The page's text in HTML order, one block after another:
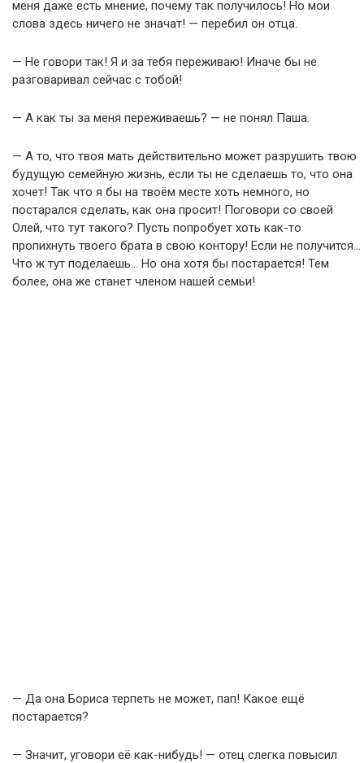
меня даже есть мнение, почему так получилось! Но мои
слова здесь ничего не значат! — перебил он отца.
— Не говори так! Я и за тебя переживаю! Иначе бы не
разговаривал сейчас с тобой!
— А как ты за меня переживаешь? — не понял Паша.
— А то, что твоя мать действительно может разрушить твою
будущую семейную жизнь, если ты не сделаешь то, что она
хочет! Так что я бы на твоём месте хоть немного, но
постарался сделать, как она просит! Поговори со своей
Олей, что тут такого? Пусть попробует хоть как-то
пропихнуть твоего брата в свою контору! Если не получится…
Что ж тут поделаешь… Но она хотя бы постарается! Тем
более, она же станет членом нашей семьи!
— Да она Бориса терпеть не может, пап! Какое ещё
постарается?
— Значит, уговори её как-нибудь! — отец слегка повысил